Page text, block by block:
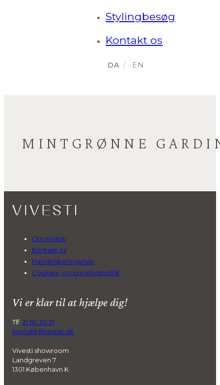
Stylingbesøg
Kontakt os
MINTGRØNNE
Om Vivesti
Kontakt os
Handelsbetingelser
Cookies- og privatlivspolitik
Vi er klar til at hjælpe dig!
Tlf.31 50 30 31
kontakt@vivesti.dk
Vivesti showroom
Landgreven 7
1301 København K